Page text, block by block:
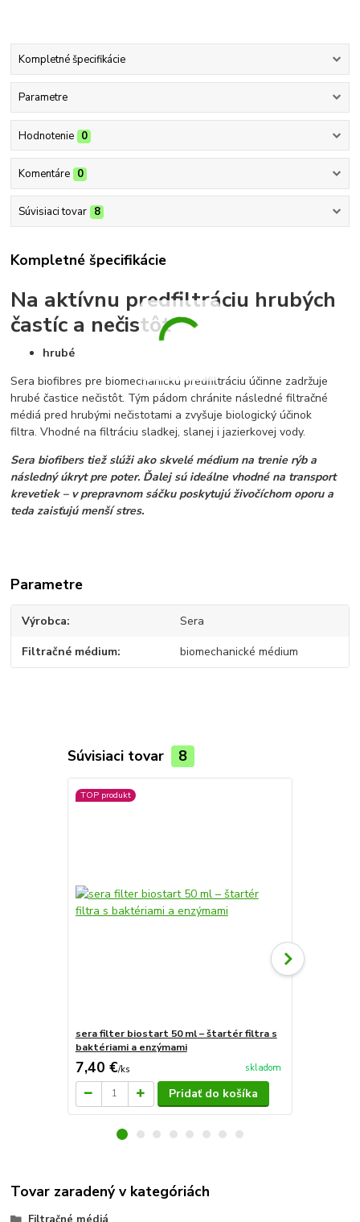
Kompletné špecifikácie
Parametre
Hodnotenie 0
Komentáre 0
Súvisiaci tovar 8
Kompletné špecifikácie
Na aktívnu predfiltráciu hrubých
častíc a nečistôt
hrubé
Sera biofibres pre biomechanickú predfiltráciu účinne zadržuje
hrubé častice nečistôt. Tým pádom chránite následné filtračné
médiá pred hrubými nečistotami a zvyšuje biologický účinok
filtra. Vhodné na filtráciu sladkej, slanej i jazierkovej vody.
Sera biofibers tiež slúži ako skvelé médium na trenie rýb a
následný úkryt pre poter. Ďalej sú ideálne vhodné na transport
krevetiek – v prepravnom sáčku poskytujú živočíchom oporu a
teda zaisťujú menší stres.
Parametre
Výrobca Sera
Filtračné médium biomechanické médium
Súvisiaci tovar 8
TOP produkt
sera filter biostart 50 ml – štartér filtra s
baktériami a enzýmami
7,40 €/ks skladom
Pridať do košíka
Tovar zaradený v kategóriách